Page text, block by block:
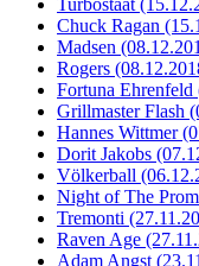
Chuck Ragan
Madsen
Rogers
Fortuna
Grillmaster Flash
Hannes Wittmer
Dorit Jakobs
Völkerball
Night of The
Tremonti
Raven Age
Adam Angst